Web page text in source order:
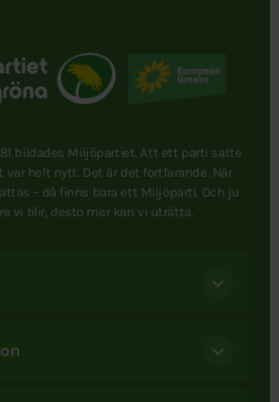
bildades Miljöpartiet. Att ett parti satte
helt nytt. Det är det fortfarande. När
– då finns bara ett Miljöparti. Och ju
vi blir, desto mer kan vi uträtta.